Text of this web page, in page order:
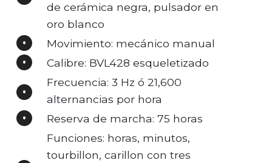
de cerámica negra, pulsador en
oro blanco
Movimiento: mecánico manual
Calibre: BVL428 esqueletizado
Frecuencia: 3 Hz ó 21,600
alternancias por hora
Reserva de marcha: 75 horas
Funciones: horas, minutos,
tourbillon, carillon con tres